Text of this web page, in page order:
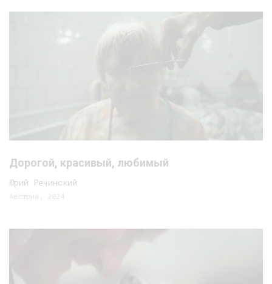
Дорогой, красивый, любимый
Юрий Речинский
Австрия, 2024